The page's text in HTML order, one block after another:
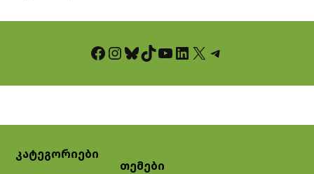
Facebook InstagramBluesky TikTok YouTube LinkedIn X Telegram
კატეგორიები
თემები